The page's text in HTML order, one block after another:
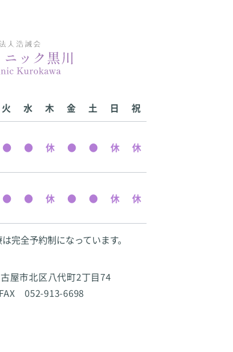
火 水 木 金 土 日 祝
完全予約制になっています。
屋市北区八代町2丁目74
052-913-6698